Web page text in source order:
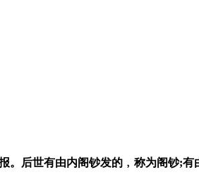
后世有由内阁钞发的﹐称为阁钞;